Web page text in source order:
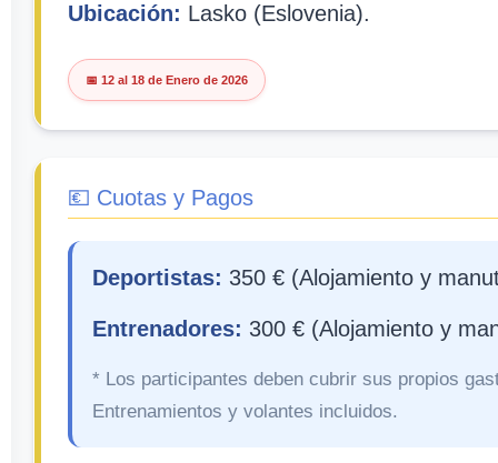
Ubicación: Lasko (Eslovenia).
📅 12 al 18 de Enero de 2026
💶 Cuotas y Pagos
Deportistas: 350 € (Alojamiento y
Entrenadores: 300 € (Alojamiento y
* Los participantes deben cubrir sus propios
Entrenamientos y volantes incluidos.